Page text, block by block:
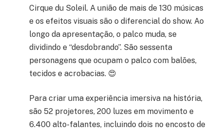
Cirque du Soleil. A união de mais de 130 músicas
e os efeitos visuais são o diferencial do show. Ao
longo da apresentação, o palco muda, se
dividindo e “desdobrando”. São sessenta
personagens que ocupam o palco com balões,
tecidos e acrobacias. 😍
Para criar uma experiência imersiva na história,
são 52 projetores, 200 luzes em movimento e
6.400 alto-falantes, incluindo dois no encosto de